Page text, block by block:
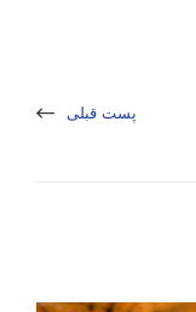
پست قبلی